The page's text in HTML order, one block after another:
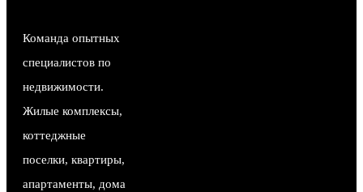
Команда опытных
специалистов по
недвижимости.
Жилые комплексы,
коттеджные
поселки, квартиры,
апартаменты, дома